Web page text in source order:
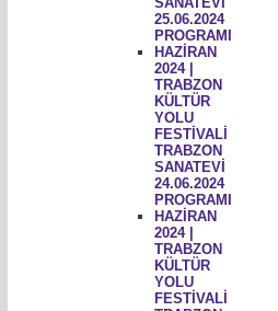
25.06.2024
PROGRAMI
HAZİRAN
2024 |
TRABZON
KÜLTÜR
YOLU
FESTİVALİ
TRABZON
SANATEVİ
24.06.2024
PROGRAMI
HAZİRAN
2024 |
TRABZON
KÜLTÜR
YOLU
FESTİVALİ